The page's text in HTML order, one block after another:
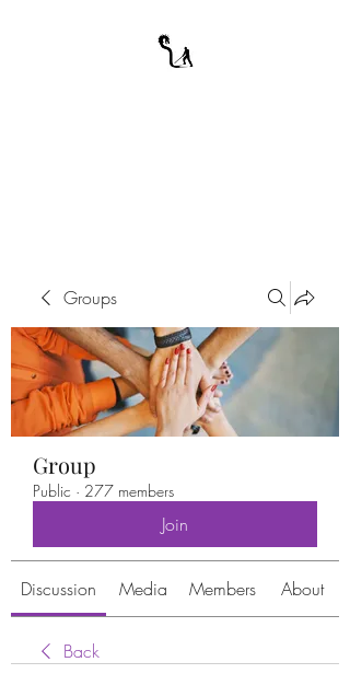
Groups
Group
Public · 277 members
Join
Discussion Media Members About
Back